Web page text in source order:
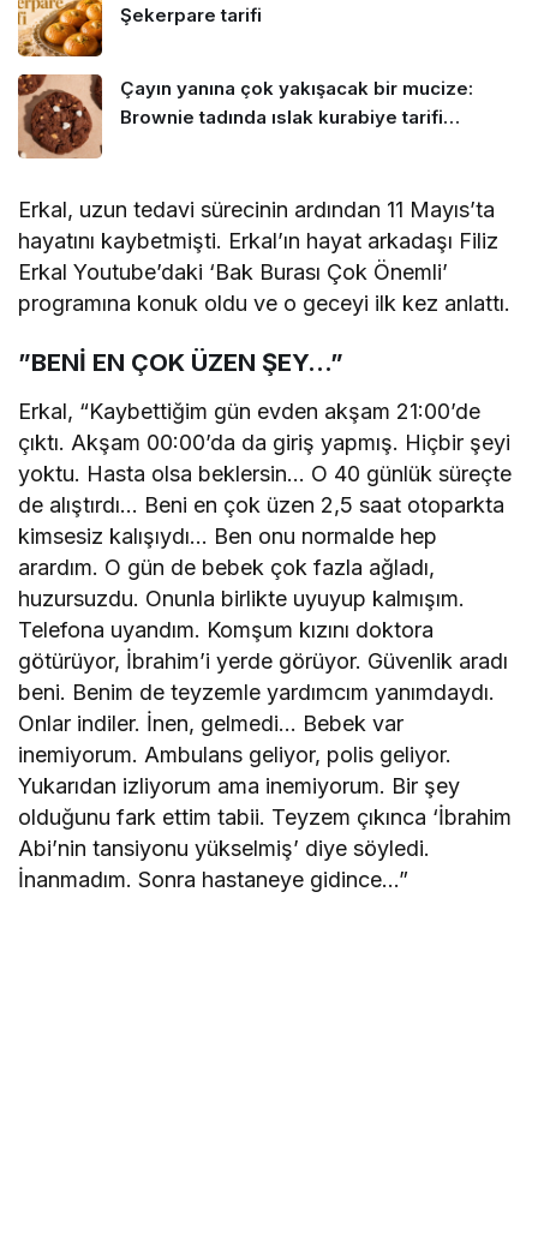
Şekerpare tarifi
Çayın yanına çok yakışacak bir mucize:
Brownie tadında ıslak kurabiye tarifi…
Erkal, uzun tedavi sürecinin ardından 11 Mayıs’ta
hayatını kaybetmişti. Erkal’ın hayat arkadaşı Filiz
Erkal Youtube’daki ‘Bak Burası Çok Önemli’
programına konuk oldu ve o geceyi ilk kez anlattı.
”BENİ EN ÇOK ÜZEN ŞEY…”
Erkal, “Kaybettiğim gün evden akşam 21:00’de
çıktı. Akşam 00:00’da da giriş yapmış. Hiçbir şeyi
yoktu. Hasta olsa beklersin… O 40 günlük süreçte
de alıştırdı… Beni en çok üzen 2,5 saat otoparkta
kimsesiz kalışıydı… Ben onu normalde hep
arardım. O gün de bebek çok fazla ağladı,
huzursuzdu. Onunla birlikte uyuyup kalmışım.
Telefona uyandım. Komşum kızını doktora
götürüyor, İbrahim’i yerde görüyor. Güvenlik aradı
beni. Benim de teyzemle yardımcım yanımdaydı.
Onlar indiler. İnen, gelmedi… Bebek var
inemiyorum. Ambulans geliyor, polis geliyor.
Yukarıdan izliyorum ama inemiyorum. Bir şey
olduğunu fark ettim tabii. Teyzem çıkınca ‘İbrahim
Abi’nin tansiyonu yükselmiş’ diye söyledi.
İnanmadım. Sonra hastaneye gidince…”